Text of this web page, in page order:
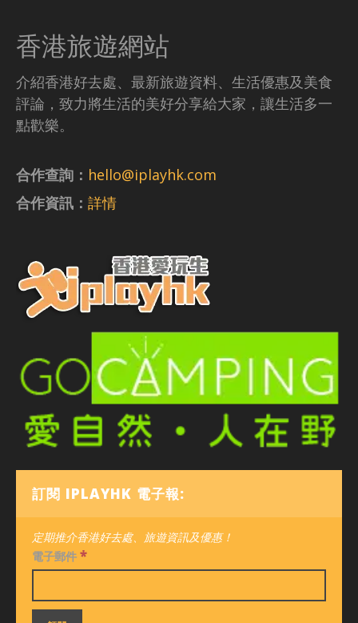
香港旅遊網站
介紹香港好去處、最新旅遊資料、生活優惠及美食
評論，致力將生活的美好分享給大家，讓生活多一
點歡樂。
合作查詢： hello@iplayhk.com
合作資訊： 詳情
訂閱 IPLAYHK 電子報:
定期推介香港好去處、旅遊資訊及優惠！
電子郵件 *